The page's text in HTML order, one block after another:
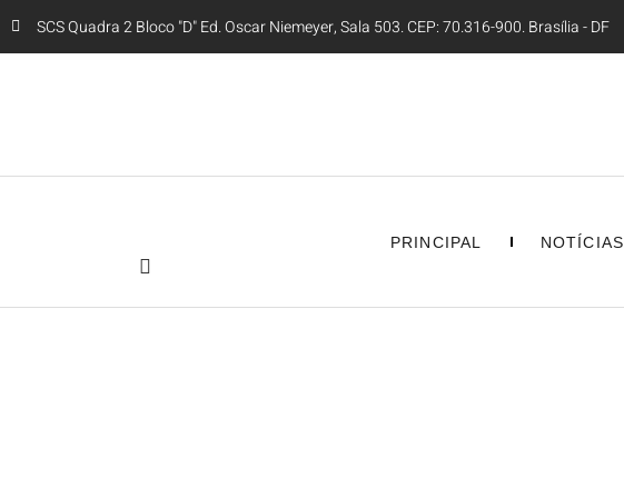
SCS Quadra 2 Bloco "D" Ed. Oscar Niemeyer, Sala 503. CEP: 70.316-900. Brasília - DF
PRINCIPAL NOTÍCIAS